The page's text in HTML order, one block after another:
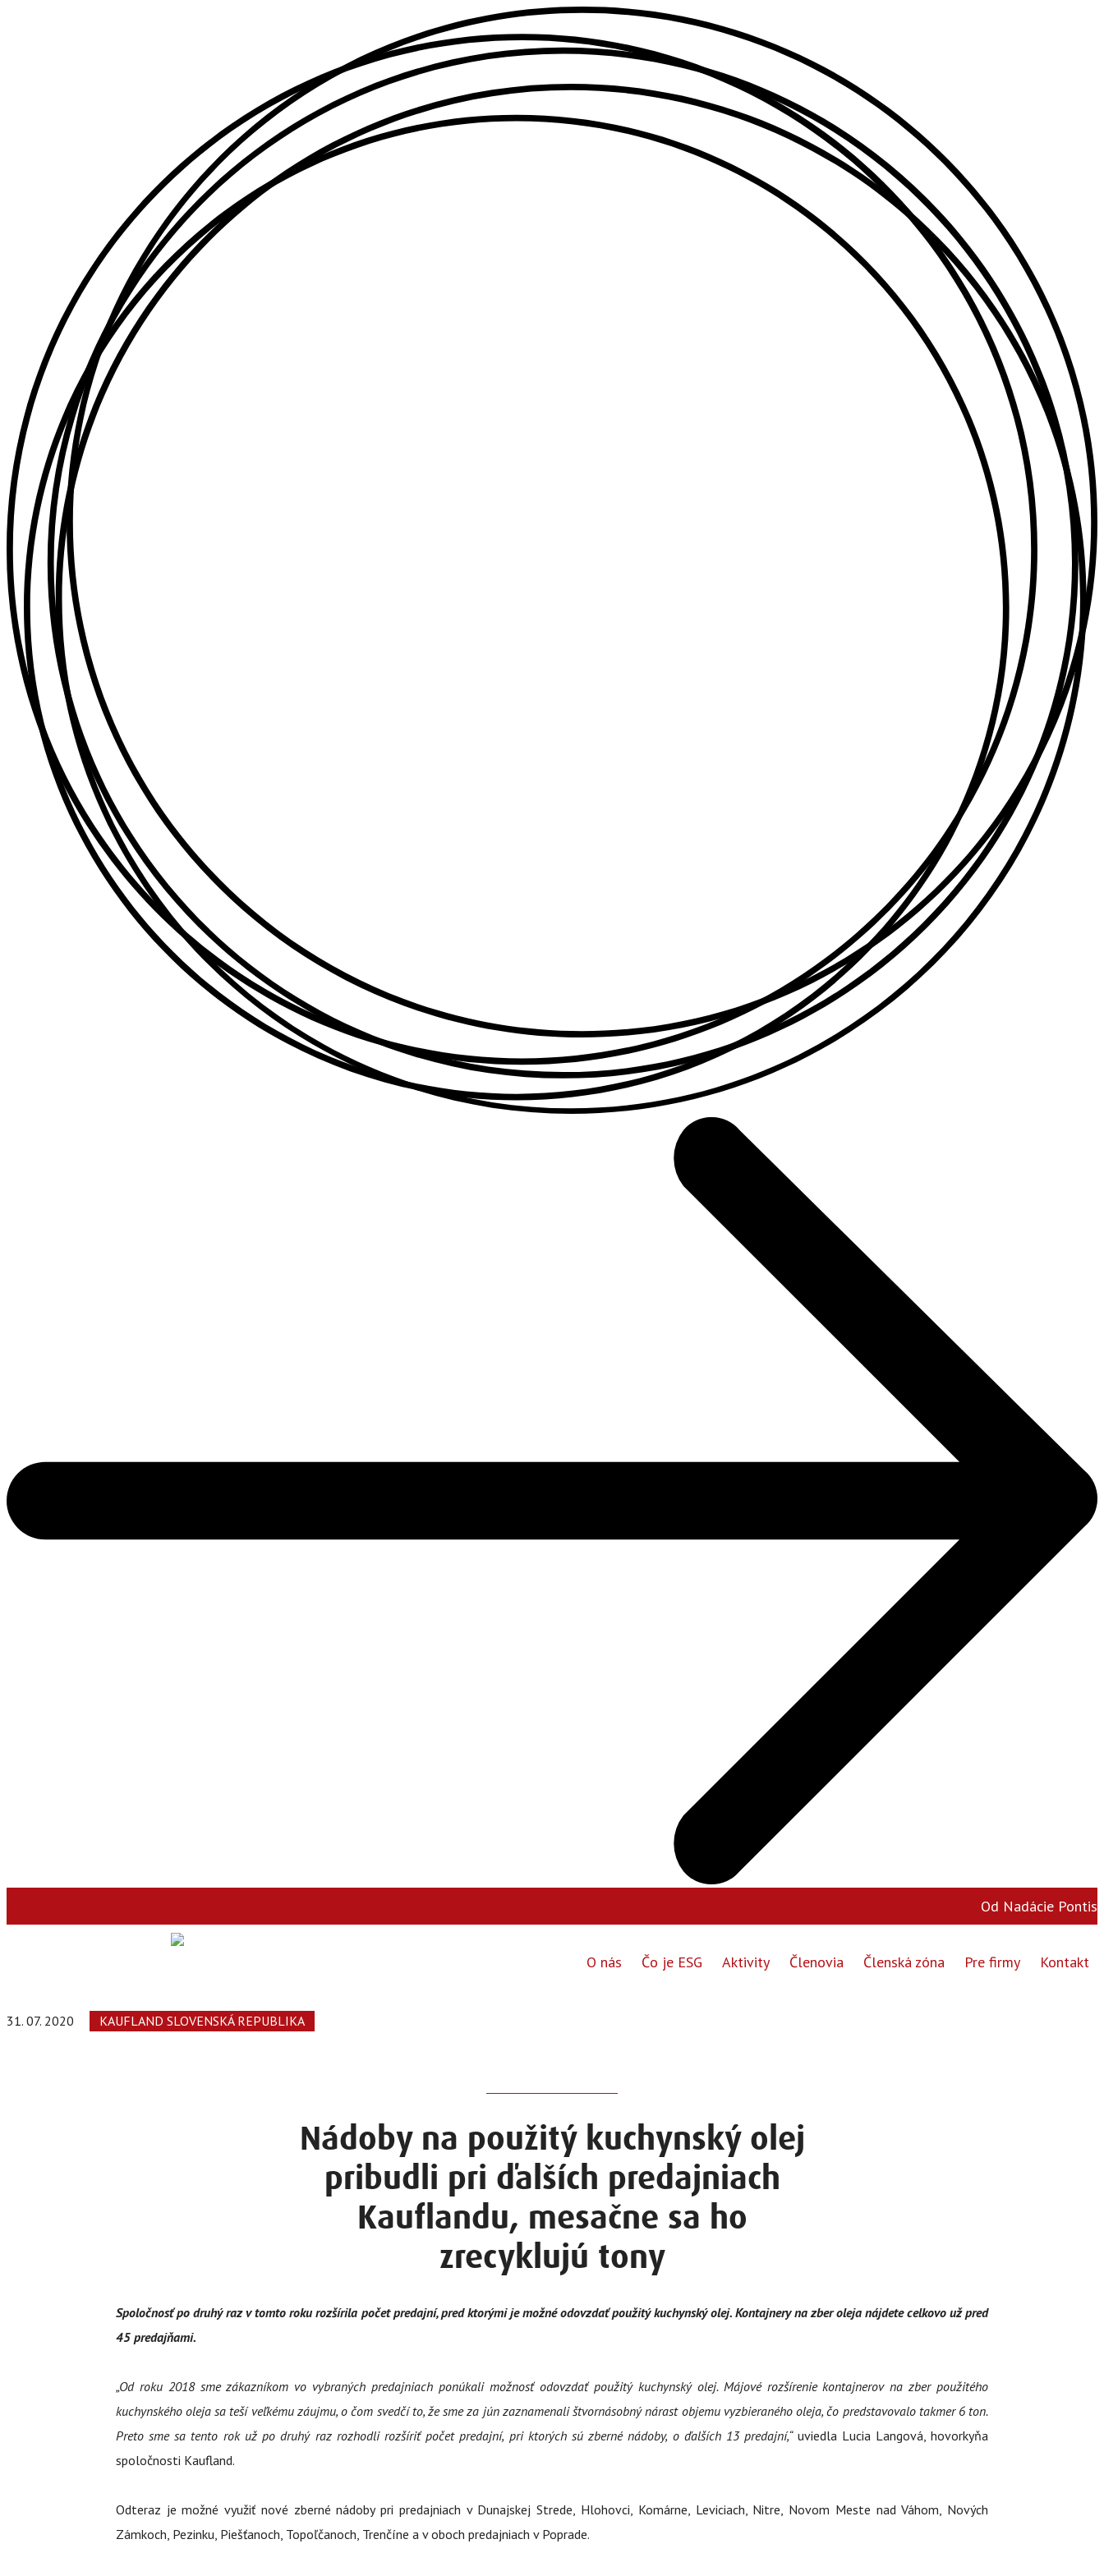
Od Nadácie Pontis
O nás Čo je ESG Aktivity Členovia Členská zóna Pre firmy Kontakt
31. 07. 2020 KAUFLAND SLOVENSKÁ REPUBLIKA
Nádoby na použitý kuchynský olej
pribudli pri ďalších predajniach
Kauflandu, mesačne sa ho
zrecyklujú tony
Spoločnosť po druhý raz v tomto roku rozšírila počet predajní, pred ktorými je možné odovzdať použitý kuchynský olej. Kontajnery na zber oleja nájdete celkovo už pred
45 predajňami.
„Od roku 2018 sme zákazníkom vo vybraných predajniach ponúkali možnosť odovzdať použitý kuchynský olej. Májové rozšírenie kontajnerov na zber použitého
kuchynského oleja sa teší veľkému záujmu, o čom svedčí to, že sme za jún zaznamenali štvornásobný nárast objemu vyzbieraného oleja, čo predstavovalo takmer 6 ton.
Preto sme sa tento rok už po druhý raz rozhodli rozšíriť počet predajní, pri ktorých sú zberné nádoby, o ďalších 13 predajní,“ uviedla Lucia Langová, hovorkyňa
spoločnosti Kaufland.
Odteraz je možné využiť nové zberné nádoby pri predajniach v Dunajskej Strede, Hlohovci, Komárne, Leviciach, Nitre, Novom Meste nad Váhom, Nových
Zámkoch, Pezinku, Piešťanoch, Topoľčanoch, Trenčíne a v oboch predajniach v Poprade.